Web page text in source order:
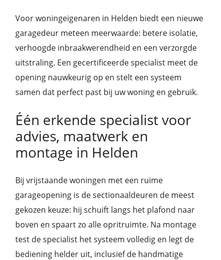
Voor woningeigenaren in Helden biedt een nieuwe
garagedeur meteen meerwaarde: betere isolatie,
verhoogde inbraakwerendheid en een verzorgde
uitstraling. Een gecertificeerde specialist meet de
opening nauwkeurig op en stelt een systeem
samen dat perfect past bij uw woning en gebruik.
Één erkende specialist voor
advies, maatwerk en
montage in Helden
Bij vrijstaande woningen met een ruime
garageopening is de sectionaaldeuren de meest
gekozen keuze: hij schuift langs het plafond naar
boven en spaart zo alle opritruimte. Na montage
test de specialist het systeem volledig en legt de
bediening helder uit, inclusief de handmatige